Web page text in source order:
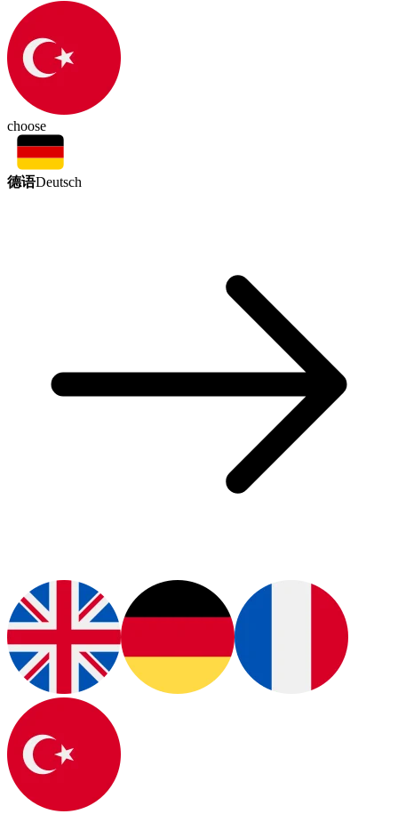
choose
德语Deutsch